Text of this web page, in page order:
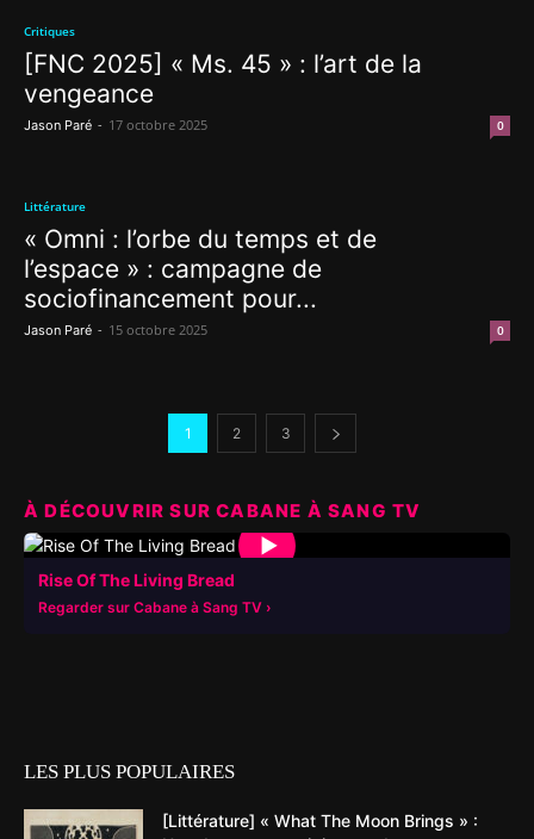
Critiques
[FNC 2025] « Ms. 45 » : l’art de la
vengeance
Jason Paré - 17 octobre 2025 0
Littérature
« Omni : l’orbe du temps et de
l’espace » : campagne de
sociofinancement pour...
Jason Paré - 15 octobre 2025 0
1 2 3
À DÉCOUVRIR SUR CABANE À SANG TV
▶
Rise Of The Living Bread
Regarder sur Cabane à Sang TV
LES PLUS POPULAIRES
[Littérature] « What The Moon Brings » :